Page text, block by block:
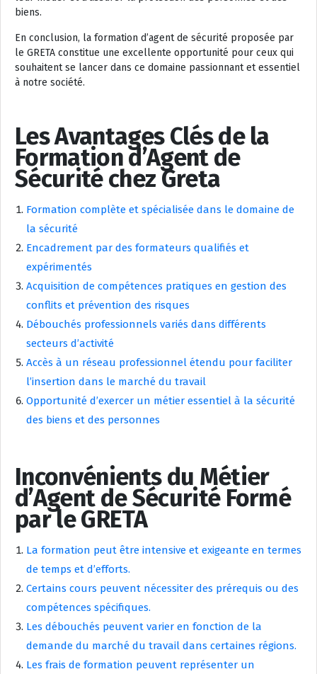
biens.
En conclusion, la formation d’agent de sécurité proposée par
le GRETA constitue une excellente opportunité pour ceux qui
souhaitent se lancer dans ce domaine passionnant et essentiel
à notre société.
Les Avantages Clés de la
Formation d’Agent de
Sécurité chez Greta
Formation complète et spécialisée dans le domaine de
la sécurité
Encadrement par des formateurs qualifiés et
expérimentés
Acquisition de compétences pratiques en gestion des
conflits et prévention des risques
Débouchés professionnels variés dans différents
secteurs d’activité
Accès à un réseau professionnel étendu pour faciliter
l’insertion dans le marché du travail
Opportunité d’exercer un métier essentiel à la sécurité
des biens et des personnes
Inconvénients du Métier
d’Agent de Sécurité Formé
par le GRETA
La formation peut être intensive et exigeante en termes
de temps et d’efforts.
Certains cours peuvent nécessiter des prérequis ou des
compétences spécifiques.
Les débouchés peuvent varier en fonction de la
demande du marché du travail dans certaines régions.
Les frais de formation peuvent représenter un